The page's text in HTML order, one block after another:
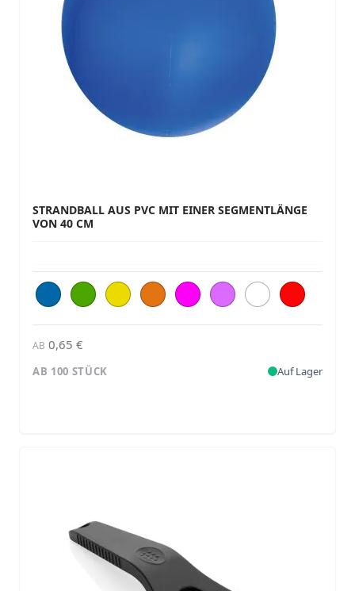
STRANDBALL AUS PVC MIT EINER SEGMENTLÄNGE
VON 40 CM
AB 0,65 €
AB 100 STÜCK Auf Lager